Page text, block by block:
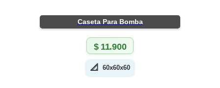
Caseta Para Bomba
$11.900
📐 60x60x60